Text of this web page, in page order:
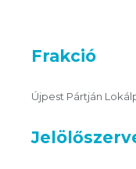
Frakció
Újpest Pártján